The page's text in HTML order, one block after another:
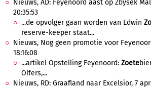
Nieuws, AD: Feyenoord aast op Zbysek
20:35:53
...de opvolger gaan worden van Edwin
reserve-keeper staat...
Nieuws, Nog geen promotie voor
18:16:08
...artikel Opstelling Feyenoord: Zoete
Olfers,...
Nieuws, RD: Graafland naar Excelsior, 7